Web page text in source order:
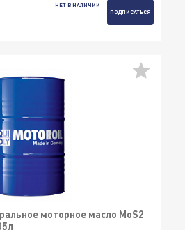
НЕТ В НАЛИЧИИ
ПОДПИСАТЬСЯ
моторное масло MoS2